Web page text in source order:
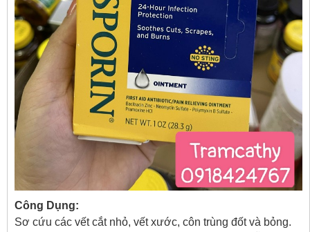
Công Dụng:
Sơ cứu các vết cắt nhỏ, vết xước, côn trùng đốt và bỏng.